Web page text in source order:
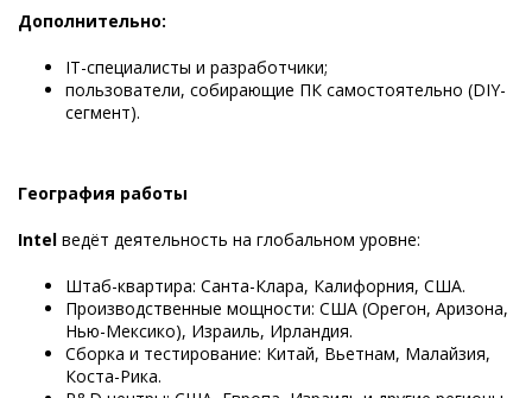
Дополнительно:
IT-специалисты и разработчики;
пользователи, собирающие ПК самостоятельно (DIY-
сегмент).
География работы
Intel ведёт деятельность на глобальном уровне:
Штаб-квартира: Санта-Клара, Калифорния, США.
Производственные мощности: США (Орегон, Аризона,
Нью-Мексико), Израиль, Ирландия.
Сборка и тестирование: Китай, Вьетнам, Малайзия,
Коста-Рика.